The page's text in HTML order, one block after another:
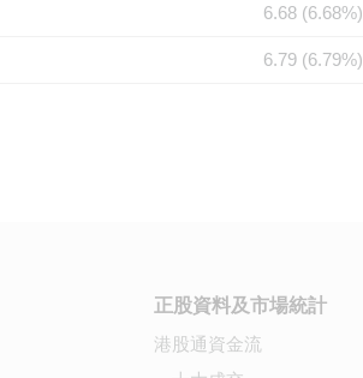
6.68 (6.68%)
6.79 (6.79%)
正股資料及市場統計
港股通資金流